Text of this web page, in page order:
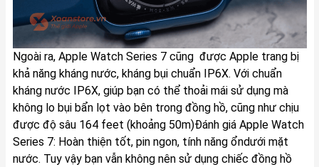
Ngoài ra, Apple Watch Series 7 cũng được Apple trang bị
khả năng kháng nước, kháng bụi chuẩn IP6X. Với chuẩn
kháng nước IP6X, giúp bạn có thể thoải mái sử dụng mà
không lo bụi bẩn lọt vào bên trong đồng hồ, cũng như chịu
được độ sâu 164 feet (khoảng 50m)Đánh giá Apple Watch
Series 7: Hoàn thiện tốt, pin ngon, tính năng ổndưới mặt
nước. Tuy vậy bạn vẫn không nên sử dụng chiếc đồng hồ